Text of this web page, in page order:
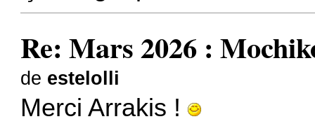
Re: Mars 2026 :
de estelolli
Merci Arrakis !